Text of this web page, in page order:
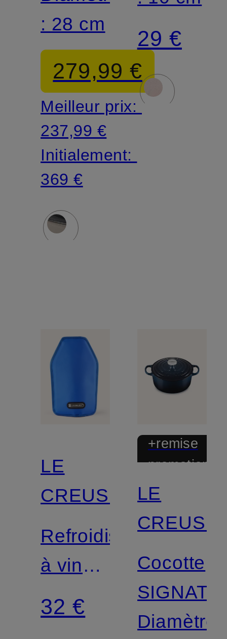
SIGNATURE
: 28 cm
279,99 €
Meilleur prix:
237,99 €
Initialement:
369 €
29 €
LE
CREUSET
Refroidisseur
à vin
WA-
126
32 €
+remise
LE
Cocotte
Diamètre